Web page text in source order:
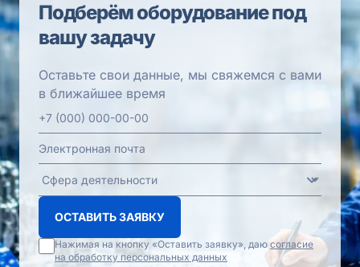
Подберём оборудование под
вашу задачу
Оставьте свои данные, мы свяжемся с вами
в ближайшее время
ОСТАВИТЬ ЗАЯВКУ
Нажимая на кнопку «Оставить заявку», даю согласие
на обработку персональных данных